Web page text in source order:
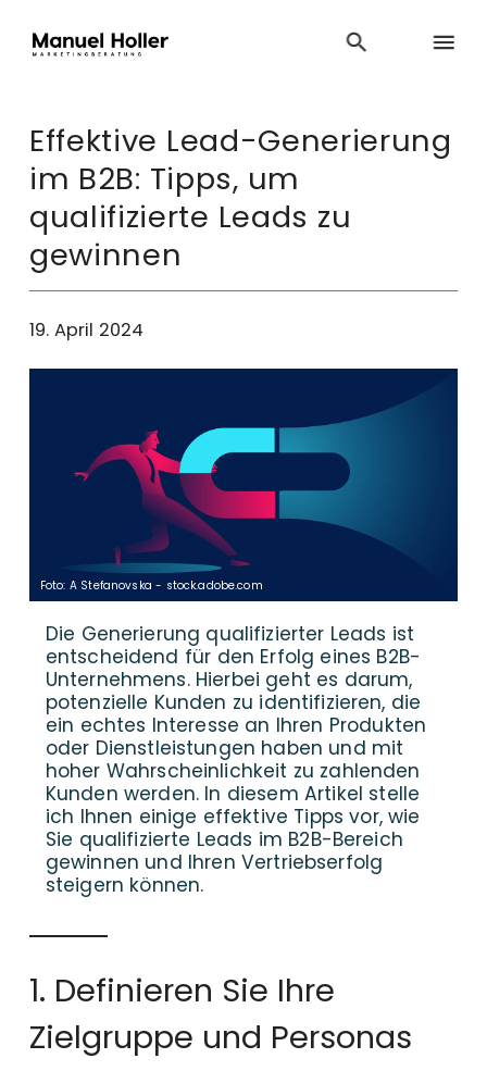
Effektive Lead-Generierung
im B2B: Tipps, um
qualifizierte Leads zu
gewinnen
19. April 2024
Foto: A Stefanovska - stock.adobe.com
Die Generierung qualifizierter Leads ist
entscheidend für den Erfolg eines B2B-
Unternehmens. Hierbei geht es darum,
potenzielle Kunden zu identifizieren, die
ein echtes Interesse an Ihren Produkten
oder Dienstleistungen haben und mit
hoher Wahrscheinlichkeit zu zahlenden
Kunden werden. In diesem Artikel stelle
ich Ihnen einige effektive Tipps vor, wie
Sie qualifizierte Leads im B2B-Bereich
gewinnen und Ihren Vertriebserfolg
steigern können.
1. Definieren Sie Ihre
Zielgruppe und Personas